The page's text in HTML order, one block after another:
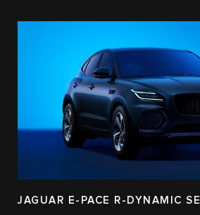
JAGUAR E-PACE R-DYNAMIC SE